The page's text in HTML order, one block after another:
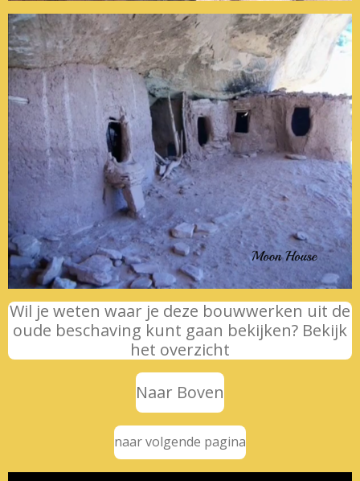
Wil je weten waar je deze bouwwerken uit de
oude beschaving kunt gaan bekijken? Bekijk
het overzicht
Naar Boven
naar volgende pagina